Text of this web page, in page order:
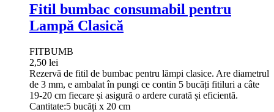
Fitil bumbac consumabil pentru
Lampă Clasică
FITBUMB
2,50 lei
Rezervă de fitil de bumbac pentru lămpi clasice. Are diametrul
de 3 mm, e ambalat în pungi ce contin 5 bucăți fitiluri a câte
19-20 cm fiecare și asigură o ardere curată și eficientă.
Cantitate:5 bucăți x 20 cm